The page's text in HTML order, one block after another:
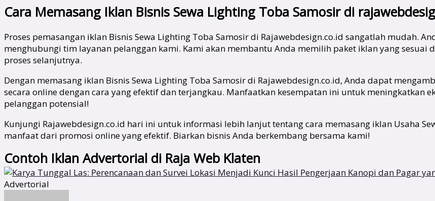
Cara Memasang Iklan Bisnis Sewa Lighting Toba Samosir di
Proses pemasangan iklan Bisnis Sewa Lighting Toba Samosir di Rajawebdesign.co.id sangatlah mudah.
menghubungi tim layanan pelanggan kami. Kami akan membantu Anda memilih paket iklan yang
proses selanjutnya.
Dengan memasang iklan Bisnis Sewa Lighting Toba Samosir di Rajawebdesign.co.id, Anda dapat
secara online dengan cara yang efektif dan terjangkau. Manfaatkan kesempatan ini untuk meningkatkan
pelanggan potensial!
Kunjungi Rajawebdesign.co.id hari ini untuk informasi lebih lanjut tentang cara memasang iklan Usaha
manfaat dari promosi online yang efektif. Biarkan bisnis Anda berkembang bersama kami!
Contoh Iklan Advertorial di Raja Web Klaten
Advertorial